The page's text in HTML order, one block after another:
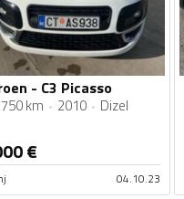
- C3 Picasso
km 2010 Dizel
€
04.10.23